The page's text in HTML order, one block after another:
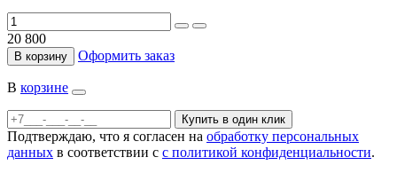
20 800
В корзину Оформить заказ
В корзине
Купить в один клик
Подтверждаю, что я согласен на обработку персональных
данных в соответствии с с политикой конфиденциальности.